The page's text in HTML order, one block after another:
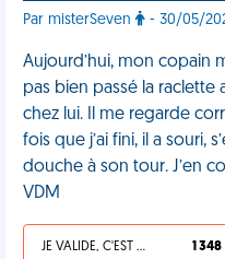
Par misterSeven - 30/05/
Aujourd’hui, mon copain
pas bien passé la raclette
chez lui. Il me regarde
fois que j’ai fini, il a souri,
douche à son tour. J’en
VDM
JE VALIDE, C'EST UNE VDM 1 348